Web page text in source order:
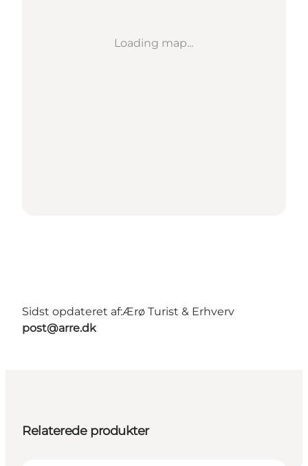
Loading map...
Sidst opdateret af:Ærø Turist & Erhverv
post@arre.dk
Relaterede produkter